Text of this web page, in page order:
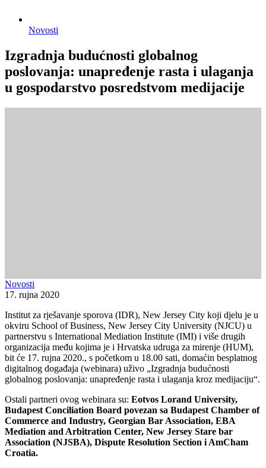
Novosti
Izgradnja budućnosti globalnog
poslovanja: unapređenje rasta i ulaganja
u gospodarstvo posredstvom medijacije
Novosti
17. rujna 2020
Institut za rješavanje sporova (IDR), New Jersey City koji djelu je u
okviru School of Business, New Jersey City University (NJCU) u
partnerstvu s International Mediation Institute (IMI) i više drugih
organizacija među kojima je i Hrvatska udruga za mirenje (HUM),
bit će 17. rujna 2020., s početkom u 18.00 sati, domaćin besplatnog
digitalnog događaja (webinara) uživo „Izgradnja budućnosti
globalnog poslovanja: unapređenje rasta i ulaganja kroz medijaciju“.
Ostali partneri ovog webinara su: Eotvos Lorand University,
Budapest Conciliation Board povezan sa Budapest Chamber of
Commerce and Industry, Georgian Bar Association, EBA
Mediation and Arbitration Center, New Jersey Stare bar
Association (NJSBA), Dispute Resolution Section i AmCham
Croatia.